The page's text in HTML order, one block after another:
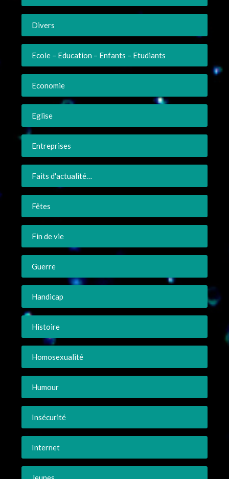
Divers
Ecole – Education – Enfants – Etudiants
Economie
Eglise
Entreprises
Faits d'actualité…
Fêtes
Fin de vie
Guerre
Handicap
Histoire
Homosexualité
Humour
Insécurité
Internet